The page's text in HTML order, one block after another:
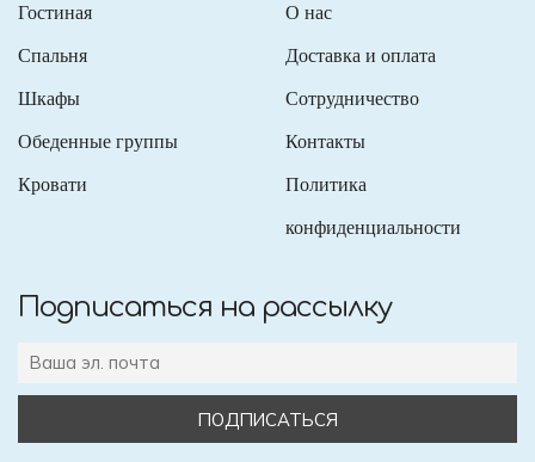
Гостиная
Спальня
Шкафы
Обеденные группы
Кровати
О нас
Доставка и оплата
Сотрудничество
Контакты
Политика
конфиденциальности
Подписаться на рассылку